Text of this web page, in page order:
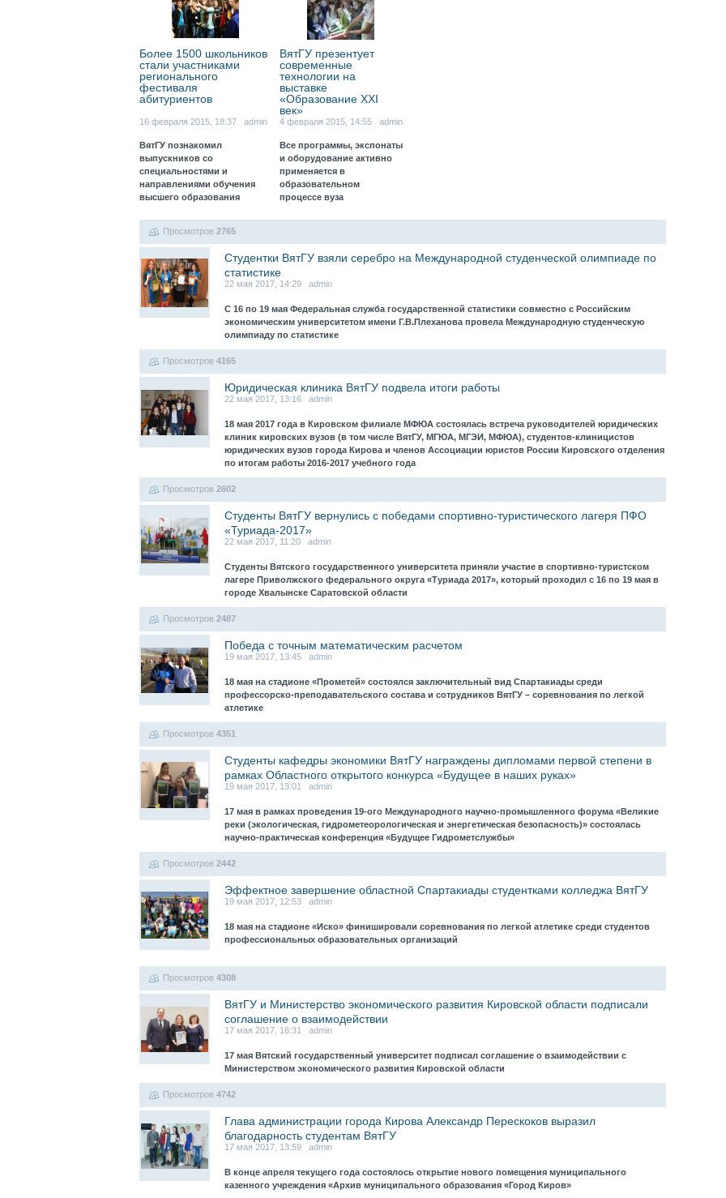
Более 1500 школьников
стали участниками
регионального
фестиваля
абитуриентов
16 февраля 2015, 18:37 admin
ВятГУ познакомил
выпускников со
специальностями и
направлениями обучения
высшего образования
ВятГУ презентует
современные
технологии на
выставке
«Образование XXI
век»
4 февраля 2015, 14:55 admin
Все программы, экспонаты
и оборудование активно
применяется в
образовательном
процессе вуза
Просмотров 2765
Студентки ВятГУ взяли серебро на Международной студенческой олимпиаде по
статистике
22 мая 2017, 14:29 admin
С 16 по 19 мая Федеральная служба государственной статистики совместно с Российским
экономическим университетом имени Г.В.Плеханова провела Международную студенческую
олимпиаду по статистике
Просмотров 4165
Юридическая клиника ВятГУ подвела итоги работы
22 мая 2017, 13:16 admin
18 мая 2017 года в Кировском филиале МФЮА состоялась встреча руководителей юридических
клиник кировских вузов (в том числе ВятГУ, МГЮА, МГЭИ, МФЮА), студентов-клиницистов
юридических вузов города Кирова и членов Ассоциации юристов России Кировского отделения
по итогам работы 2016-2017 учебного года
Просмотров 2602
Студенты ВятГУ вернулись с победами спортивно-туристического лагеря ПФО
«Туриада-2017»
22 мая 2017, 11:20 admin
Студенты Вятского государственного университета приняли участие в спортивно-туристском
лагере Приволжского федерального округа «Туриада 2017», который проходил с 16 по 19 мая в
городе Хвалынске Саратовской области
Просмотров 2487
Победа с точным математическим расчетом
19 мая 2017, 13:45 admin
18 мая на стадионе «Прометей» состоялся заключительный вид Спартакиады среди
профессорско-преподавательского состава и сотрудников ВятГУ – соревнования по легкой
атлетике
Просмотров 4351
Студенты кафедры экономики ВятГУ награждены дипломами первой степени в
рамках Областного открытого конкурса «Будущее в наших руках»
19 мая 2017, 13:01 admin
17 мая в рамках проведения 19-ого Международного научно-промышленного форума «Великие
реки (экологическая, гидрометеорологическая и энергетическая безопасность)» состоялась
научно-практическая конференция «Будущее Гидрометслужбы»
Просмотров 2442
Эффектное завершение областной Спартакиады студентками колледжа ВятГУ
19 мая 2017, 12:53 admin
18 мая на стадионе «Иско» финишировали соревнования по легкой атлетике среди студентов
профессиональных образовательных организаций
Просмотров 4308
ВятГУ и Министерство экономического развития Кировской области подписали
соглашение о взаимодействии
17 мая 2017, 16:31 admin
17 мая Вятский государственный университет подписал соглашение о взаимодействии с
Министерством экономического развития Кировской области
Просмотров 4742
Глава администрации города Кирова Александр Перескоков выразил
благодарность студентам ВятГУ
17 мая 2017, 13:59 admin
В конце апреля текущего года состоялось открытие нового помещения муниципального
казенного учреждения «Архив муниципального образования «Город Киров»